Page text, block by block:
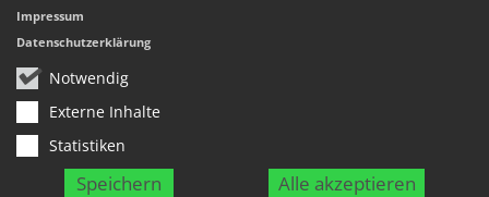
Notwendig
Externe Inhalte
Statistiken
Speichern Alle akzeptieren
Impressum
Datenschutzerklärung